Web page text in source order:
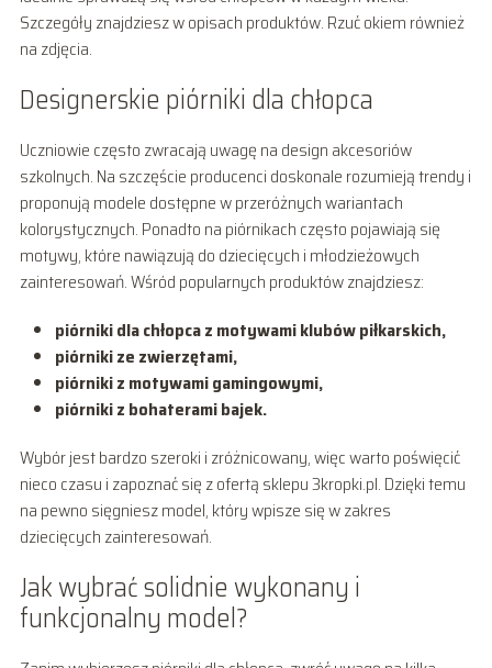
Szczegóły znajdziesz w opisach produktów. Rzuć okiem również
na zdjęcia.
Designerskie piórniki dla chłopca
Uczniowie często zwracają uwagę na design akcesoriów
szkolnych. Na szczęście producenci doskonale rozumieją trendy i
proponują modele dostępne w przeróżnych wariantach
kolorystycznych. Ponadto na piórnikach często pojawiają się
motywy, które nawiązują do dziecięcych i młodzieżowych
zainteresowań. Wśród popularnych produktów znajdziesz:
piórniki dla chłopca z motywami klubów piłkarskich,
piórniki ze zwierzętami,
piórniki z motywami gamingowymi,
piórniki z bohaterami bajek.
Wybór jest bardzo szeroki i zróżnicowany, więc warto poświęcić
nieco czasu i zapoznać się z ofertą sklepu 3kropki.pl. Dzięki temu
na pewno sięgniesz model, który wpisze się w zakres
dziecięcych zainteresowań.
Jak wybrać solidnie wykonany i
funkcjonalny model?